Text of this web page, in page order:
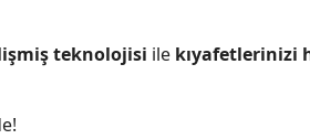
teknolojisi ile kıyafetlerinizi